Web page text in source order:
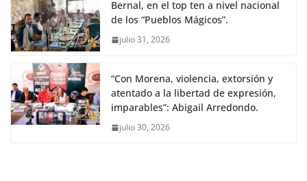
Bernal, en el top ten a nivel nacional
de los “Pueblos Mágicos”.
julio 31, 2026
“Con Morena, violencia, extorsión y
atentado a la libertad de expresión,
imparables”: Abigail Arredondo.
julio 30, 2026